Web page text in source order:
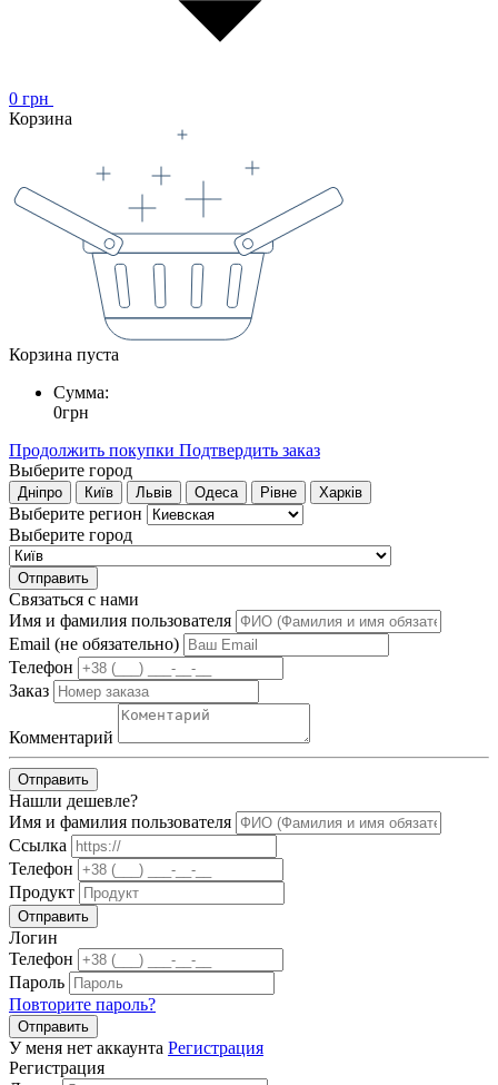
0 грн
Корзина
Корзина пуста
Сумма:
0грн
Продолжить покупки Подтвердить заказ
Выберите город
Дніпро Київ Львів Одеса Рівне Харків
Выберите регион
Выберите город
Отправить
Связаться с нами
Имя и фамилия пользователя
Email (не обязательно)
Телефон
Заказ
Комментарий
Отправить
Нашли дешевле?
Имя и фамилия пользователя
Ссылка
Телефон
Продукт
Отправить
Логин
Телефон
Пароль
Повторите пароль?
Отправить
У меня нет аккаунта Регистрация
Регистрация